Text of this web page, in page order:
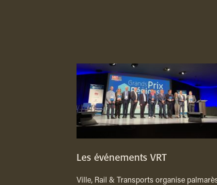
Les événements VRT
Ville, Rail & Transports organise